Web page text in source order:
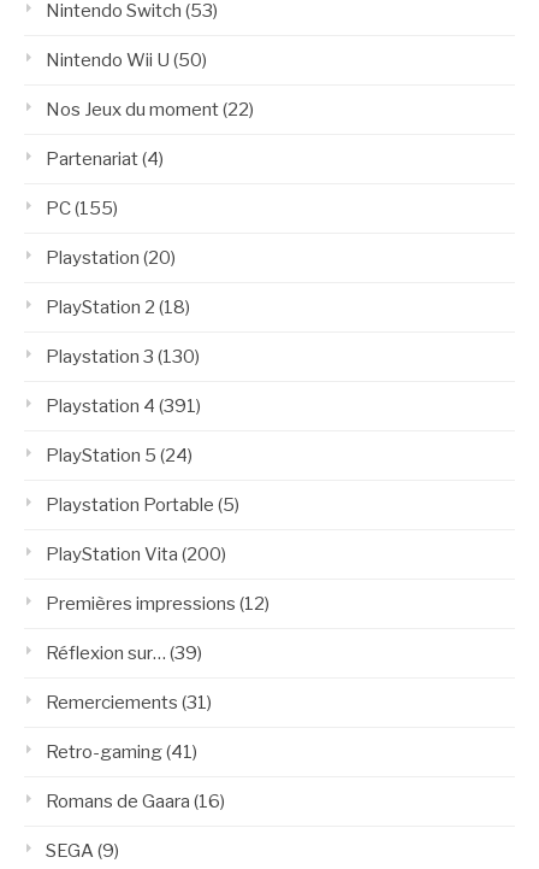
Nintendo Switch (53)
Nintendo Wii U (50)
Nos Jeux du moment(22)
Partenariat(4)
PC(155)
Playstation (20)
PlayStation 2 (18)
Playstation 3 (130)
Playstation 4 (391)
PlayStation 5 (24)
Playstation Portable (5)
PlayStation Vita (200)
Premières impressions (12)
Réflexion sur… (39)
Remerciements (31)
Retro-gaming(41)
Romans de Gaara (16)
SEGA(9)